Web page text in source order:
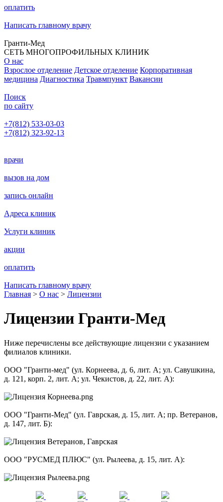
оплатить
Написать главному врачу
Гранти-Мед
СЕТЬ МНОГОПРОФИЛЬНЫХ КЛИНИК
О нас
Взрослое отделение Детское отделение Корпоративная
медицина Диагностика Травмпункт Вакансии
Поиск
по сайту
+7(812) 533-03-03
+7(812) 323-92-13
врачи
вызов на дом
запись онлайн
Адреса клиник
Услуги клиник
акции
оплатить
Написать главному врачу
Главная > О нас > Лицензии
Лицензии Гранти-Мед
Ниже перечислены все действующие лицензии с указанием
филиалов клиники.
ООО "Гранти-мед" (ул. Корнеева, д. 6, лит. А; ул. Савушкина,
д. 121, корп. 2, лит. А; ул. Чекистов, д. 22, лит. А):
ООО "Гранти-Мед" (ул. Гаврская, д. 15, лит. А; пр. Ветеранов,
д. 147, лит. Б):
ООО "РУСМЕД ПЛЮС" (ул. Рылеева, д. 15, лит. А):